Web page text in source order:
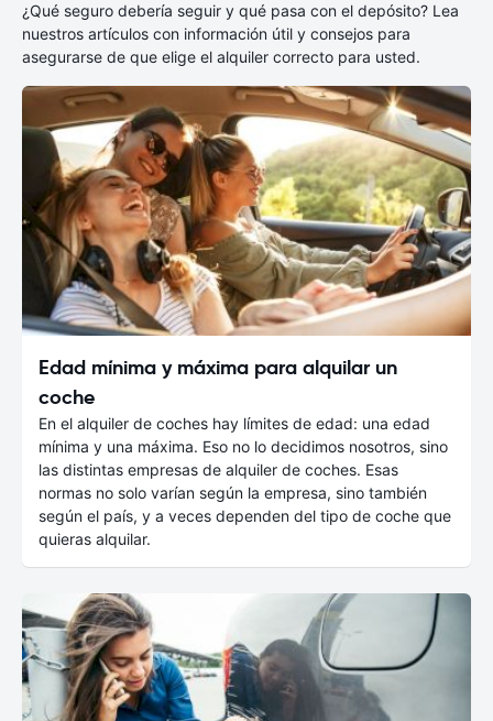
¿Qué seguro debería seguir y qué pasa con el depósito? Lea
nuestros artículos con información útil y consejos para
asegurarse de que elige el alquiler correcto para usted.
Edad mínima y máxima para alquilar un
coche
En el alquiler de coches hay límites de edad: una edad
mínima y una máxima. Eso no lo decidimos nosotros, sino
las distintas empresas de alquiler de coches. Esas
normas no solo varían según la empresa, sino también
según el país, y a veces dependen del tipo de coche que
quieras alquilar.